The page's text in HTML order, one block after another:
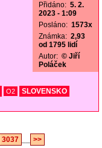
Přidáno: 5. 2.
2023 - 1:09
Posláno: 1573x
Známka: 2,93
od 1795 lidí
Autor: © Jiří
Poláček
O2
SLOVENSKO
3037 >>